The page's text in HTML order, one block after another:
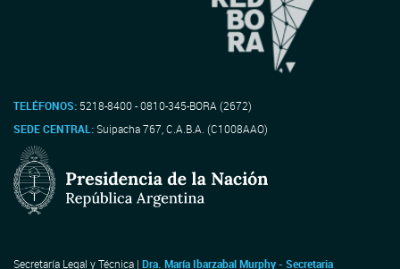
TELÉFONOS: 5218-8400 - 0810-345-BORA (2672)
SEDE CENTRAL:Suipacha 767, C.A.B.A. (C1008AAO)
Secretaría Legal y Técnica | Dra. María Ibarzabal Murphy - Secretaria